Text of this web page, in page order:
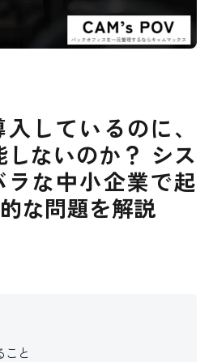
しているのに、
しないのか？ シス
な中小企業で起
な問題を解説
こと